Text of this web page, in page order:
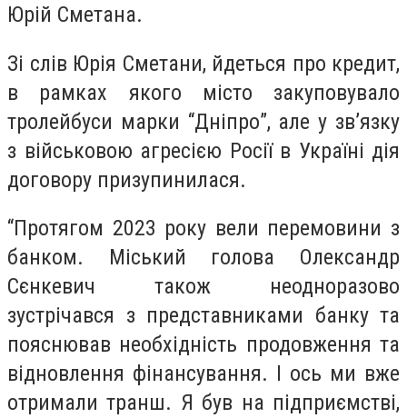
Юрій Сметана.
Зі слів Юрія Сметани, йдеться про кредит,
в рамках якого місто закуповувало
тролейбуси марки “Дніпро”, але у зв’язку
з військовою агресією Росії в Україні дія
договору призупинилася.
“Протягом 2023 року вели перемовини з
банком. Міський голова Олександр
Сєнкевич також неодноразово
зустрічався з представниками банку та
пояснював необхідність продовження та
відновлення фінансування. І ось ми вже
отримали транш. Я був на підприємстві,